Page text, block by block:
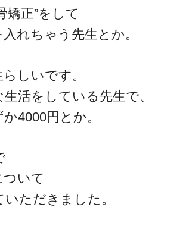
矯正”をして
れちゃう先生とか。
しいです。
活をしている先生で、
4000円とか。
いて
ただきました。